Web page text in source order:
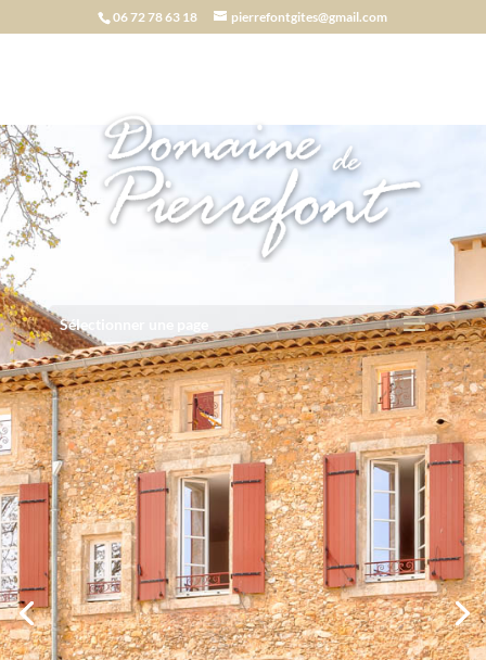
06 72 78 63 18 pierrefontgites@gmail.com
Sélectionner une page